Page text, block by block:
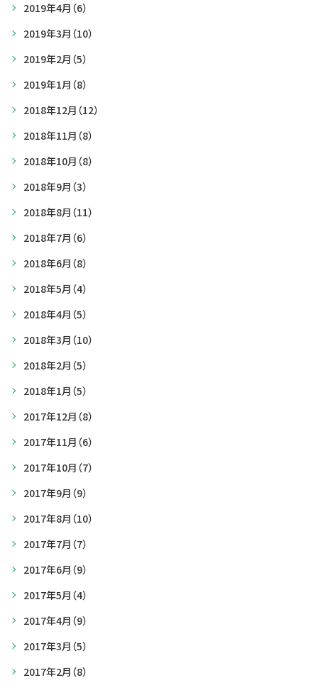
2019年4月 （6）
2019年3月 （10）
2019年2月 （5）
2019年1月 （8）
2018年12月 （12）
2018年11月 （8）
2018年10月 （8）
2018年9月 （3）
2018年8月 （11）
2018年7月 （6）
2018年6月 （8）
2018年5月 （4）
2018年4月 （5）
2018年3月 （10）
2018年2月 （5）
2018年1月 （5）
2017年12月 （8）
2017年11月 （6）
2017年10月 （7）
2017年9月 （9）
2017年8月 （10）
2017年7月 （7）
2017年6月 （9）
2017年5月 （4）
2017年4月 （9）
2017年3月 （5）
2017年2月 （8）